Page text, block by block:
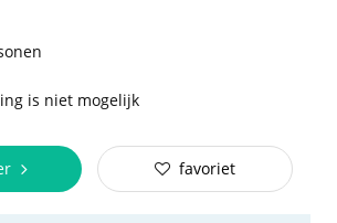
is niet mogelijk
favoriet